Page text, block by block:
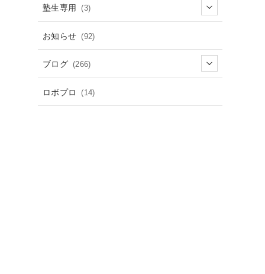
塾生専用 (3)
お知らせ (92)
ブログ (266)
ロボプロ (14)